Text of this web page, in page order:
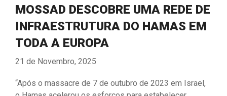
MOSSAD DESCOBRE UMA REDE DE
INFRAESTRUTURA DO HAMAS EM
TODA A EUROPA
21 de Novembro, 2025
“Após o massacre de 7 de outubro de 2023 em Israel,